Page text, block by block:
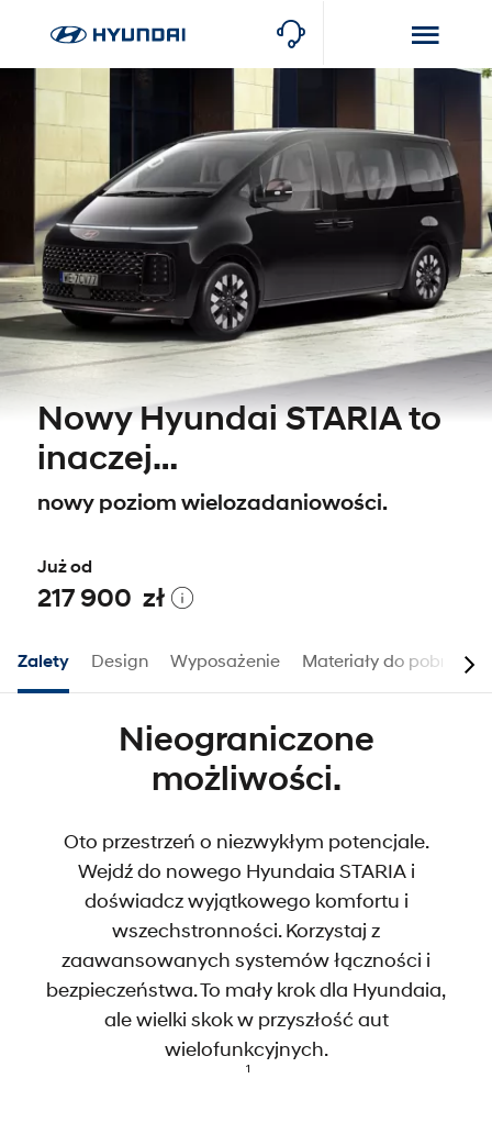
Nowy Hyundai STARIA to
inaczej…
nowy poziom wielozadaniowości.
Już od
217 900 zł
Zalety Design Wyposażenie Materiały do pobrania
Nieograniczone
możliwości.
Oto przestrzeń o niezwykłym potencjale.
Wejdź do nowego Hyundaia STARIA i
doświadcz wyjątkowego komfortu i
wszechstronności. Korzystaj z
zaawansowanych systemów łączności i
bezpieczeństwa. To mały krok dla Hyundaia,
ale wielki skok w przyszłość aut
wielofunkcyjnych.
1